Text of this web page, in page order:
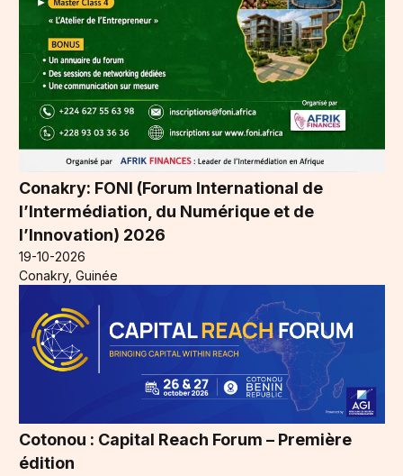
Conakry: FONI (Forum International de
l’Intermédiation, du Numérique et de
l’Innovation) 2026
19-10-2026
Conakry, Guinée
Cotonou : Capital Reach Forum – Première
édition